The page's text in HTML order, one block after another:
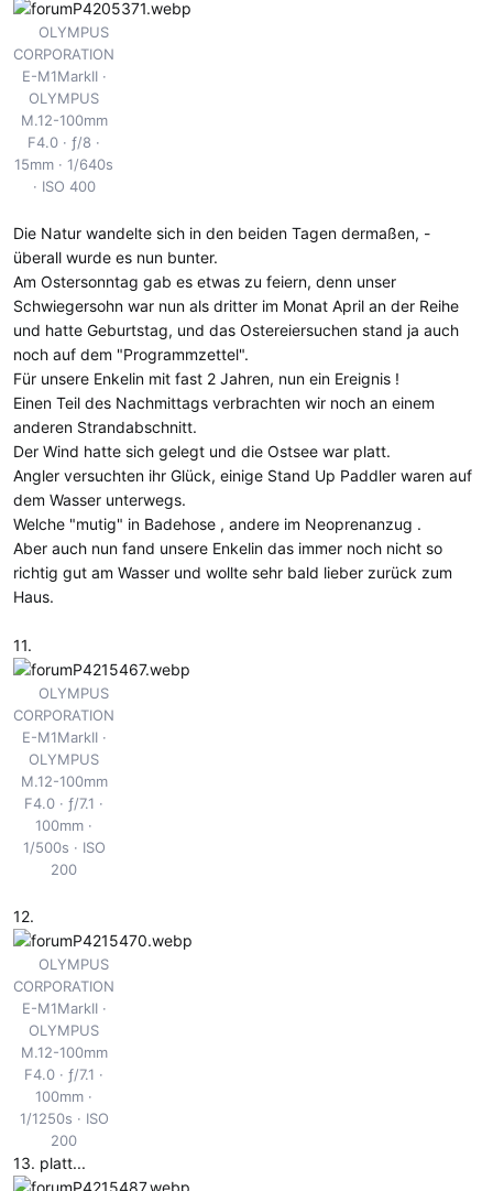
OLYMPUS
CORPORATION
E-M1MarkII
OLYMPUS
M.12-100mm
F4.0
ƒ/8
15mm
1/640s
ISO 400
Die Natur wandelte sich in den beiden Tagen dermaßen, -
überall wurde es nun bunter.
Am Ostersonntag gab es etwas zu feiern, denn unser
Schwiegersohn war nun als dritter im Monat April an der Reihe
und hatte Geburtstag, und das Ostereiersuchen stand ja auch
noch auf dem "Programmzettel".
Für unsere Enkelin mit fast 2 Jahren, nun ein Ereignis !
Einen Teil des Nachmittags verbrachten wir noch an einem
anderen Strandabschnitt.
Der Wind hatte sich gelegt und die Ostsee war platt.
Angler versuchten ihr Glück, einige Stand Up Paddler waren auf
dem Wasser unterwegs.
Welche "mutig" in Badehose , andere im Neoprenanzug .
Aber auch nun fand unsere Enkelin das immer noch nicht so
richtig gut am Wasser und wollte sehr bald lieber zurück zum
Haus.
11.
OLYMPUS
CORPORATION
E-M1MarkII
OLYMPUS
M.12-100mm
F4.0
ƒ/7.1
100mm
1/500s
ISO
200
12.
OLYMPUS
CORPORATION
E-M1MarkII
OLYMPUS
M.12-100mm
F4.0
ƒ/7.1
100mm
1/1250s
ISO
200
13. platt...